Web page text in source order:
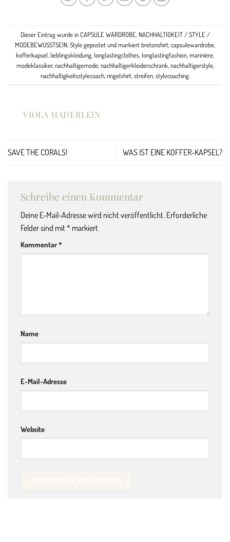
Dieser Eintrag wurde inCAPSULE WARDROBE NACHHALTIGKEIT / STYLE /
MODEBEWUSSTSEIN Stylegepostet und markiertbretonshirt capsulewardrobe
kofferkapsel lieblingskleidung longlastingclothes longlastingfashion marinière
modeklassiker, nachhaltigemode, nachhaltigerkleiderschrank, nachhaltigerstyle,
nachhaltigkeitsstylecoach, ringelshirt, streifen, stylecoaching.
VIOLA HADERLEIN
SAVE THE CORALS! WAS IST EINE KOFFER-KAPSEL?
Schreibe einen Kommentar
Deine E-Mail-Adresse wird nicht veröffentlicht. Erforderliche
Felder sind mit* markiert
Kommentar*
Name
E-Mail-Adresse
Website